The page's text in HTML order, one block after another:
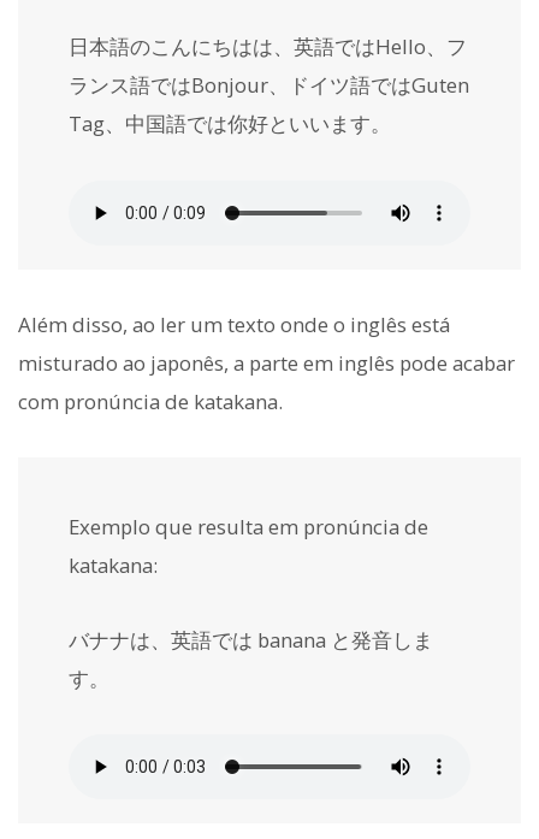
日本語のこんにちはは、英語ではHello、フ
ランス語ではBonjour、ドイツ語ではGuten
Tag、中国語では你好といいます。
Além disso, ao ler um texto onde o inglês está
misturado ao japonês, a parte em inglês pode acabar
com pronúncia de katakana.
Exemplo que resulta em pronúncia de
katakana:
バナナは、英語では banana と発音しま
す。